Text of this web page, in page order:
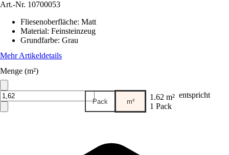
Art.-Nr. 10700053
Fliesenoberfläche: Matt
Material: Feinsteinzeug
Grundfarbe: Grau
Mehr Artikeldetails
Menge (m²)
Pack m² 1.62 m² entspricht
1 Pack